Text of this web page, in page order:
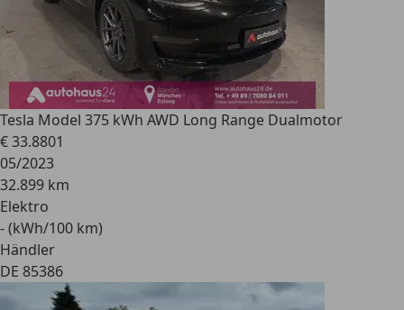
Tesla Model 375 kWh AWD Long Range Dualmotor
€ 33.8801
05/2023
32.899 km
Elektro
- (kWh/100 km)
Händler
DE 85386